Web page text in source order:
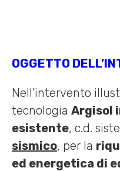
OGGETTO
Nell’intervento
tecnologia Argisol
esistente, c.d.
sismico, per la
ed energetica di